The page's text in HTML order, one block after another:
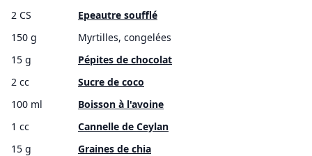
2 CS
Epeautre soufflé
150 g
Myrtilles, congelées
15 g
Pépites de chocolat
2 cc
Sucre de coco
100 ml
Boisson à l'avoine
1 cc
Cannelle de Ceylan
15 g
Graines de chia